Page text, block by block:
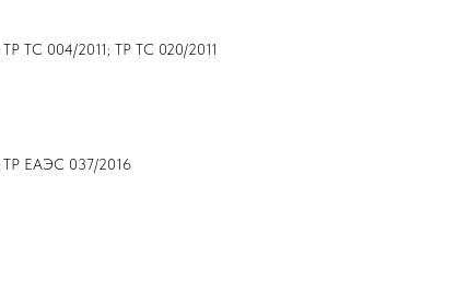
ТР ТС 004/2011; ТР ТС 020/2011
ТР ЕАЭС 037/2016